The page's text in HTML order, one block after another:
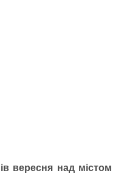
вересня над містом